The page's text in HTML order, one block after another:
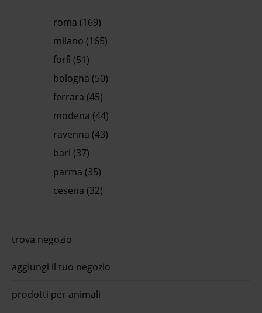
roma (169)
milano (165)
forlì (51)
bologna (50)
ferrara (45)
modena (44)
ravenna (43)
bari (37)
parma (35)
cesena (32)
trova negozio
aggiungi il tuo negozio
prodotti per animali